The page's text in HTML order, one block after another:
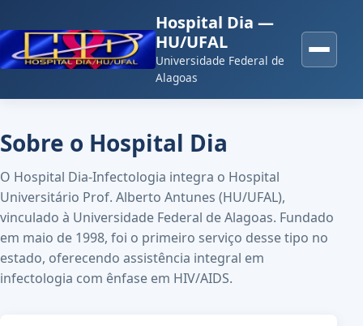
Hospital Dia —
HU/UFAL
Universidade Federal de
Alagoas
Sobre o Hospital Dia
O Hospital Dia-Infectologia integra o Hospital
Universitário Prof. Alberto Antunes (HU/UFAL),
vinculado à Universidade Federal de Alagoas. Fundado
em maio de 1998, foi o primeiro serviço desse tipo no
estado, oferecendo assistência integral em
infectologia com ênfase em HIV/AIDS.